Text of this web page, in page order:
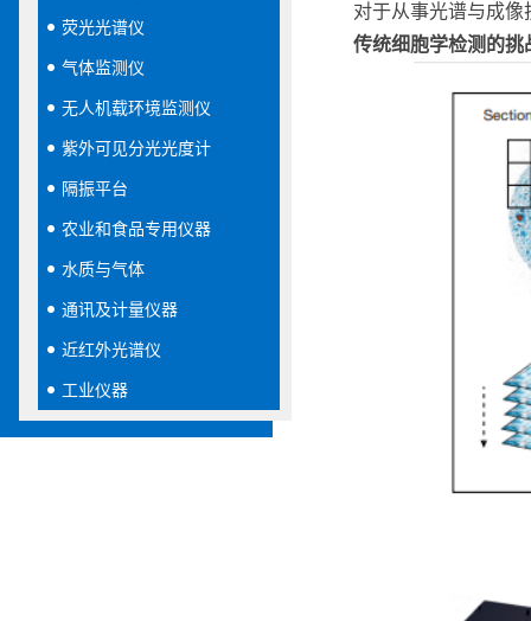
荧光光谱仪
气体监测仪
无人机载环境监测仪
紫外可见分光光度计
隔振平台
农业和食品专用仪器
水质与气体
通讯及计量仪器
近红外光谱仪
工业仪器
对于从事光谱与成
传统细胞学检测的挑